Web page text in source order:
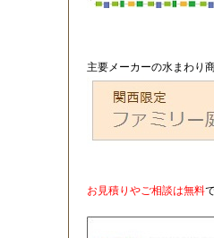
主要メーカーの水まわり
お見積りやご相談は無料